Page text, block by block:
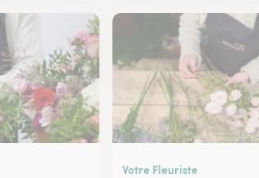
Votre Fleuriste